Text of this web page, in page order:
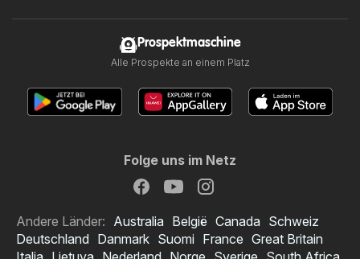
Prospektmaschine
Alle Prospekte an einem Platz
Folge uns im Netz
Andere Länder: Australia België Canada Schweiz
Deutschland Danmark Suomi France Great Britain